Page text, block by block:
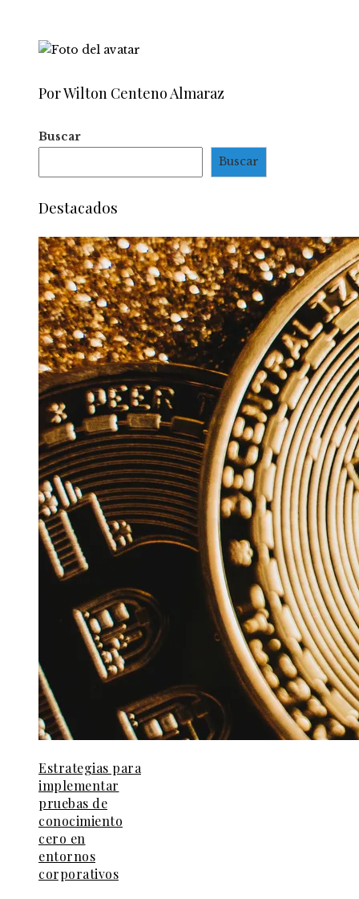
Por Wilton Centeno Almaraz
Buscar
Buscar
Destacados
Estrategias para
implementar
pruebas de
conocimiento
cero en
entornos
corporativos